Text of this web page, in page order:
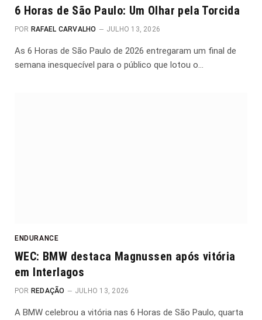
6 Horas de São Paulo: Um Olhar pela Torcida
POR RAFAEL CARVALHO JULHO 13, 2026
As 6 Horas de São Paulo de 2026 entregaram um final de
semana inesquecível para o público que lotou o…
ENDURANCE
WEC: BMW destaca Magnussen após vitória
em Interlagos
POR REDAÇÃO JULHO 13, 2026
A BMW celebrou a vitória nas 6 Horas de São Paulo, quarta